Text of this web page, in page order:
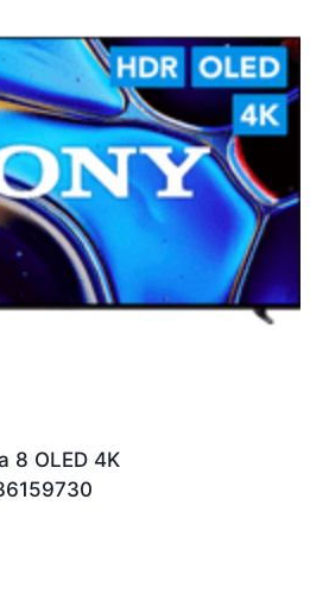
8 OLED 4K